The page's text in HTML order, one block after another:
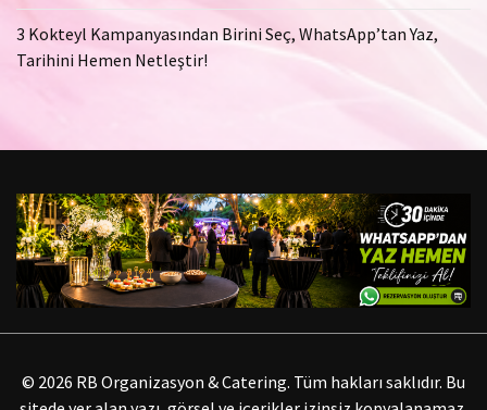
3 Kokteyl Kampanyasından Birini Seç, WhatsApp’tan Yaz,
Tarihini Hemen Netleştir!
© 2026 RB Organizasyon & Catering. Tüm hakları saklıdır. Bu